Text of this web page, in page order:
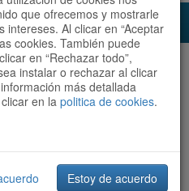
Ordenar por: Más recientes /
que ofrecemos y mostrarle
Al clicar en “Aceptar
cookies. También puede
en “Rechazar todo”,
instalar o rechazar al clicar
más detallada
en la politica de cookies.
Estoy de acuerdo